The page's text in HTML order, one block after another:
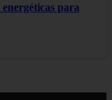
para